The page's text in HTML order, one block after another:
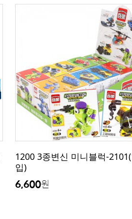
1200 3종변신 미니블럭-
입)
6,600원